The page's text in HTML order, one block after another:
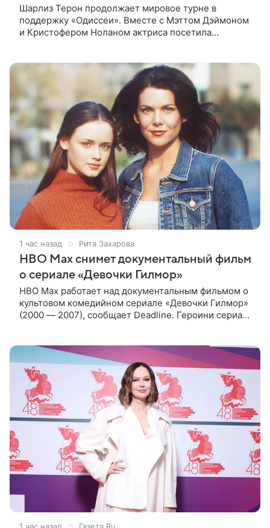
Шарлиз Терон продолжает мировое турне в
поддержку «Одиссеи». Вместе с Мэттом Дэймоном
и Кристофером Ноланом актриса посетила
1 час назад Рита Захарова
HBO Max снимет документальный фильм
о сериале «Девочки Гилмор»
HBO Max работает над документальным фильмом о
культовом комедийном сериале «Девочки Гилмор»
(2000 — 2007), сообщает Deadline. Героини сериала